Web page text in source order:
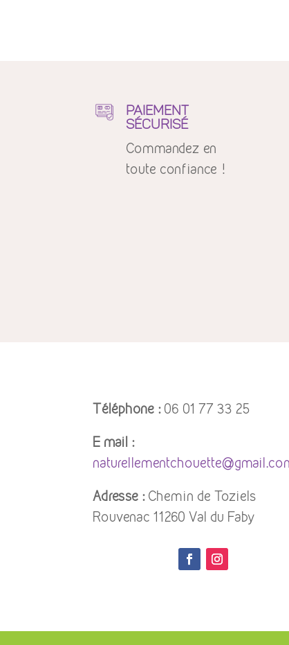
PAIEMENT
SÉCURISÉ
Commandez en
toute confiance !
Téléphone :06 01 77 33 25
E mail :
Adresse :Chemin de Toziels
Rouvenac 11260 Val du Faby